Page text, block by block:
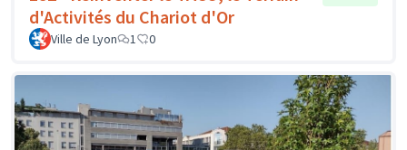
d'Activités du Chariot d'Or
Ville de Lyon 1 0